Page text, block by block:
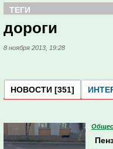
ТЕГИ
дороги
8 ноября 2013, 19:28
НОВОСТИ [351]